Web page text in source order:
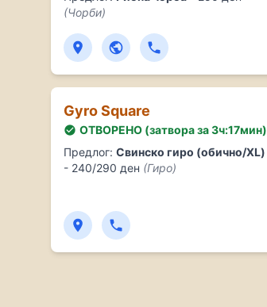
(Чорби)
Gyro Square
ОТВОРЕНО (затвора за 3ч:17мин)
Предлог: Свинско гиро (обично/XL)
- 240/290 ден (Гиро)